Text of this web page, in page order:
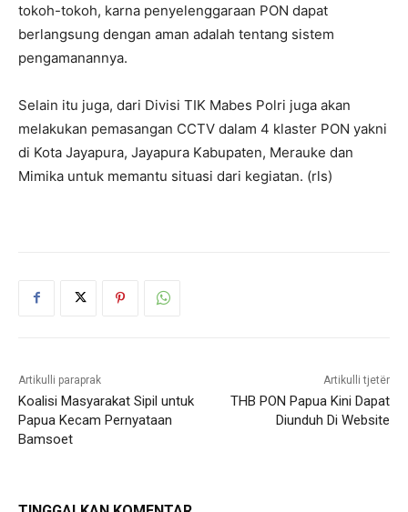
tokoh-tokoh, karna penyelenggaraan PON dapat
berlangsung dengan aman adalah tentang sistem
pengamanannya.
Selain itu juga, dari Divisi TIK Mabes Polri juga akan
melakukan pemasangan CCTV dalam 4 klaster PON yakni
di Kota Jayapura, Jayapura Kabupaten, Merauke dan
Mimika untuk memantu situasi dari kegiatan. (rls)
Artikulli paraprak
Koalisi Masyarakat Sipil untuk
Papua Kecam Pernyataan
Bamsoet
Artikulli tjetër
THB PON Papua Kini Dapat
Diunduh Di Website